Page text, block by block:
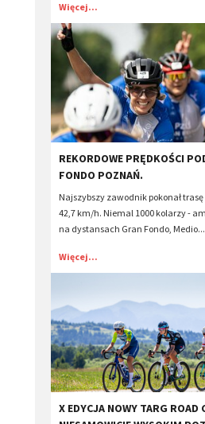
Więcej...
REKORDOWE PRĘDKOŚCI
FONDO POZNAŃ.
Najszybszy zawodnik pokonał
42,7 km/h. Niemal 1000 kolarzy -
na dystansach Gran Fondo, Medio...
Więcej...
X EDYCJA NOWY TARG ROAD